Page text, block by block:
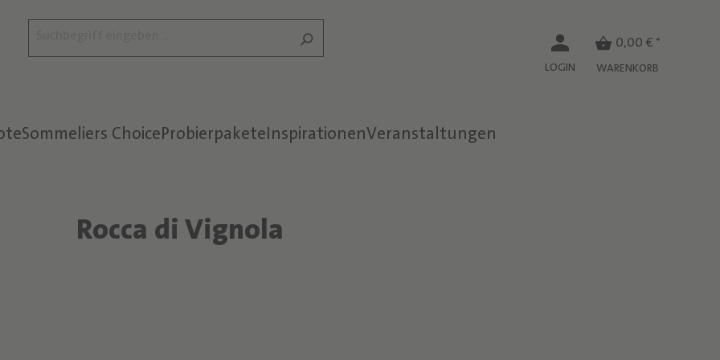
LOGIN
0,00 € *
WARENKORB
Sommeliers ChoiceProbierpaketeInspirationenVeranstaltungen
Rocca di Vignola